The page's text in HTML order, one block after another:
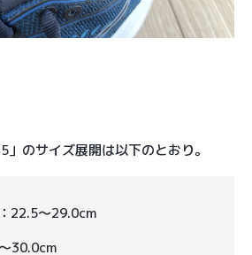
」のサイズ展開は以下のとおり。
22.5〜29.0cm
30.0cm